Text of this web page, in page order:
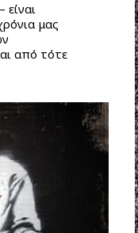
είναι
μας
από τότε